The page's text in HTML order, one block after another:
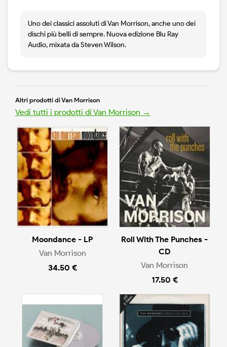
Uno dei classici assoluti di Van Morrison, anche uno dei
dischi più belli di sempre. Nuova edizione Blu Ray
Audio, mixata da Steven Wilson.
Altri prodotti di Van Morrison
Vedi tutti i prodotti di Van Morrison →
Moondance - LP
Van Morrison
34.50 €
Roll With The Punches -
CD
Van Morrison
17.50 €